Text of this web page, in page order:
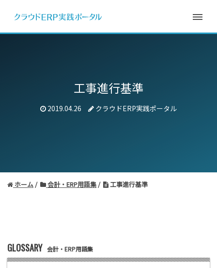
工事進行基準
2019.04.26 クラウドERP実践ポータル
ホーム 会計・ERP用語集 工事進行基準
GLOSSARY 会計・ERP用語集